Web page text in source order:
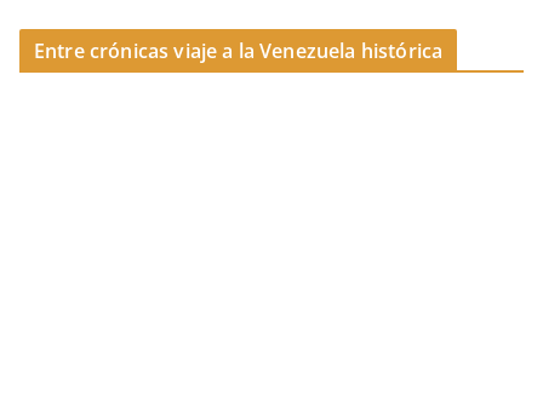
k
Entre crónicas viaje a la Venezuela histórica